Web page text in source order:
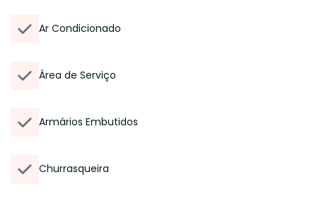
Ar Condicionado
Área de Serviço
Armários Embutidos
Churrasqueira